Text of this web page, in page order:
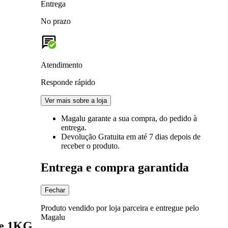
Entrega
No prazo
Atendimento
Responde rápido
Ver mais sobre a loja
Magalu garante a sua compra, do pedido à
entrega.
Devolução Gratuita em até 7 dias depois de
receber o produto.
Entrega e compra garantida
Fechar
Produto vendido por loja parceira e entregue pelo
Magalu